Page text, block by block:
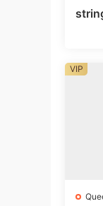
VIP